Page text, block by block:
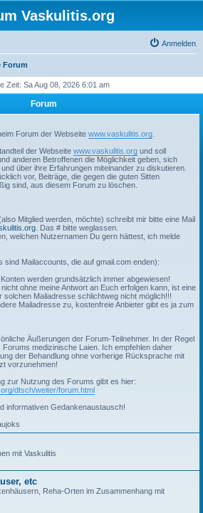
Vaskulitis.org
Anmelden
Forum
Zeit: Sa Aug 08, 2026 6:01 am
Forum
Forum der Webseite www.vaskulitis.org
der Webseite www.vaskulitis.org und soll
anderen Betroffenen die Möglichkeit geben, sich
über ihre Erfahrungen miteinander zu diskutieren.
vor, Beiträge, die gegen die guten Sitten
sind, aus diesem Forum zu löschen.
Mitglied werden, möchte) schreibt mir bitte eine Mail
. Das # bitte weglassen.
welchen Nutzernamen Du gern hättest, ich melde
sind Mailaccounts, die auf gmail.com enden):
werden grundsätzlich immer abgewiesen!
ohne meine Antwort an Euch erfolgen kann, ist eine
solchen Mailadresse schlichtweg nicht möglich!!!
Mailadresse zu, kostenfreie Anbieter gibt es ja zum
Äußerungen der Forum-Teilnehmer. In der Regel
Forums medizinische Laien. Ich empfehlen daher
der Behandlung ohne vorherige Rücksprache mit
vorzunehmen!
zur Nutzung des Forums gibt es hier:
dtsch/weiter/forum.html
informativen Gedankenaustausch!
mit Vaskulitis
etc
Reha-Orten im Zusammenhang mit